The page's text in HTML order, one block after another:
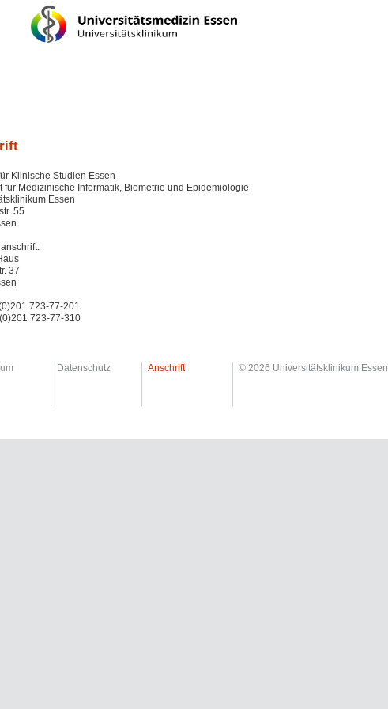
Klinische Studien Essen
für Medizinische Informatik, Biometrie und Epidemiologie
Essen
55
37
723-77-201
723-77-310
Datenschutz Anschrift © 2026 Universitätsklinikum Essen